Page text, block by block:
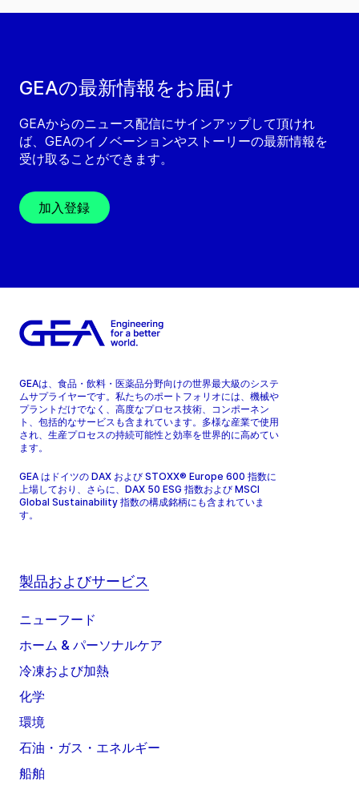
GEAの最新情報をお届け
GEAからのニュース配信にサインアップして頂けれ
ば、GEAのイノベーションやストーリーの最新情報を
受け取ることができます。
加入登録
GEAは、食品・飲料・医薬品分野向けの世界最大級のシステ
ムサプライヤーです。私たちのポートフォリオには、機械や
プラントだけでなく、高度なプロセス技術、コンポーネン
ト、包括的なサービスも含まれています。多様な産業で使用
され、生産プロセスの持続可能性と効率を世界的に高めてい
ます。
GEA はドイツの DAX および STOXX® Europe 600 指数に
上場しており、さらに、DAX 50 ESG 指数および MSCI
Global Sustainability 指数の構成銘柄にも含まれていま
す。
製品およびサービス
ニューフード
ホーム & パーソナルケア
冷凍および加熱
化学
環境
石油・ガス・エネルギー
船舶